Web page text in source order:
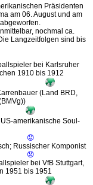
Präsidenten
am 06. August und am
nochmal ca.
Langzeitfolgen sind bis
bei Karlsruher
1910 bis 1912
(Land BRD,
amerikanische Soul-
😟
Russischer Komponist
😟
bei VfB Stuttgart,
1951 bis 1951